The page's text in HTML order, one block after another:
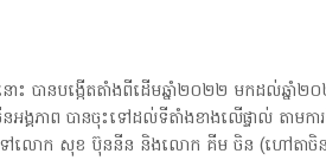
ោះ បានបង្កើតតាំងពីដើមឆ្នាំ២០២២ មកដល់ឆ្នាំ២
អង្គភាព បានចុះទៅដល់ទីតាំងខាងលើផ្ទាល់ តាមកា
ទៅលោក សុខ ប៊ុននីន និងលោក គីម ចិន (ហៅតាចិន)